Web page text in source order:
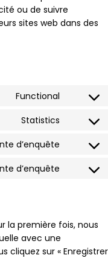
ou de suivre
sites web dans des
Functional
Statistics
d’enquête
d’enquête
la première fois, nous
avec une
cliquez sur « Enregistrer